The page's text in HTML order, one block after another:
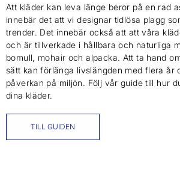
Att kläder kan leva länge beror på en rad
innebär det att vi designar tidlösa plagg
trender. Det innebär också att att våra
och är tillverkade i hållbara och naturliga
bomull, mohair och alpacka. Att ta hand
sätt kan förlänga livslängden med flera år
påverkan på miljön. Följ vår guide till hur
dina kläder.
TILL GUIDEN